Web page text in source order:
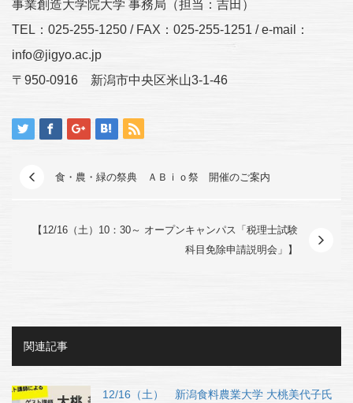
事業創造大学院大学 事務局（担当：吉田）
TEL：025-255-1250 / FAX：025-255-1251 / e-mail：
info@jigyo.ac.jp
〒950-0916 新潟市中央区米山3-1-46
食・農・緑の祭典 ＡＢｉｏ祭 開催のご案内
【12/16（土）10：30～ オープンキャンパス「税理士試験
科目免除申請説明会」】
関連記事
12/16（土） 新潟食料農業大学 大桃美代子氏